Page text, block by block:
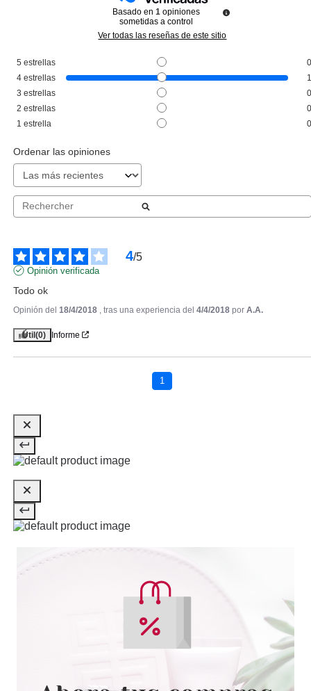
CHRISTIAN DIOR
CHRISTIAN DIOR NUDE AIR
LOOSE POWDER POLVOS
SUELTOS 012 ROSE 16 GR.
CHRISTIAN DIOR DIOR
MAQUILLAJE 9N NEUTRAL
CHRISTIAN DIOR FOREVER
-34% 34.93€
Basado en 1 opiniones
sometidas a control
Ver todas las reseñas de este sitio
5 estrellas
4 estrellas
3 estrellas
2 estrellas
1 estrella
Ordenar las opiniones
4/5
Opinión verificada
Todo ok
Opinión del 18/4/2018 , tras una experiencia del 4/4/2018 por A.A.
Útil(0) Informe
1